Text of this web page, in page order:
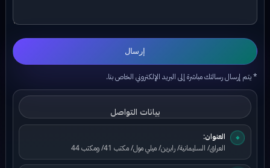
* يتم إرسال رسالتك مباشرة إلى البريد الإلكتروني الخاص بنا.
بيانات التواصل
العراق/ السليمانية/ رابرين/ ميلي مول/ مكتب 41/ ومكتب 44
✆
الهاتف:
+964 771 736 5184